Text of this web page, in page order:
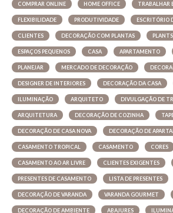
COMPRAR ONLINE HOME OFFICE TRABALHAR
FLEXIBILIDADE PRODUTIVIDADE ESCRITÓRIO
CLIENTES DECORAÇÃO COM PLANTAS
ESPAÇOS PEQUENOS CASA APARTAMENTO
PLANEJAR MERCADO DE DECORAÇÃO
DESIGNER DE INTERIORES DECORAÇÃO DA CASA
ILUMINAÇÃO ARQUITETO DIVULGAÇÃO DE
ARQUITETURA DECORAÇÃO DE COZINHA
DECORAÇÃO DE CASA NOVA DECORAÇÃO DE
CASAMENTO TROPICAL CASAMENTO CORES
CASAMENTO AO AR LIVRE CLIENTES EXIGENTES
PRESENTES DE CASAMENTO LISTA DE PRESENTES
DECORAÇÃO DE VARANDA VARANDA GOURMET
DECORAÇÃO DE AMBIENTE ABAJURES